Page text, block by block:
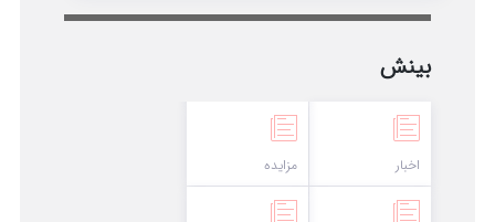
بینش
اخبار مزایده